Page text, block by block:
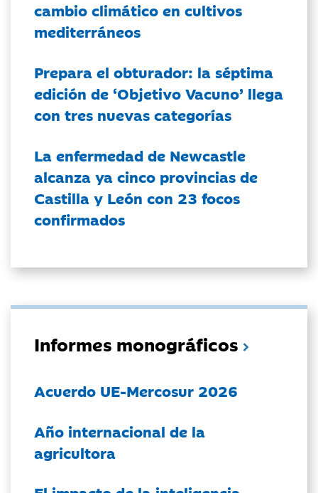
cambio climático en cultivos
mediterráneos
Prepara el obturador: la séptima
edición de ‘Objetivo Vacuno’ llega
con tres nuevas categorías
La enfermedad de Newcastle
alcanza ya cinco provincias de
Castilla y León con 23 focos
confirmados
Informes monográficos
Acuerdo UE-Mercosur 2026
Año internacional de la
agricultora